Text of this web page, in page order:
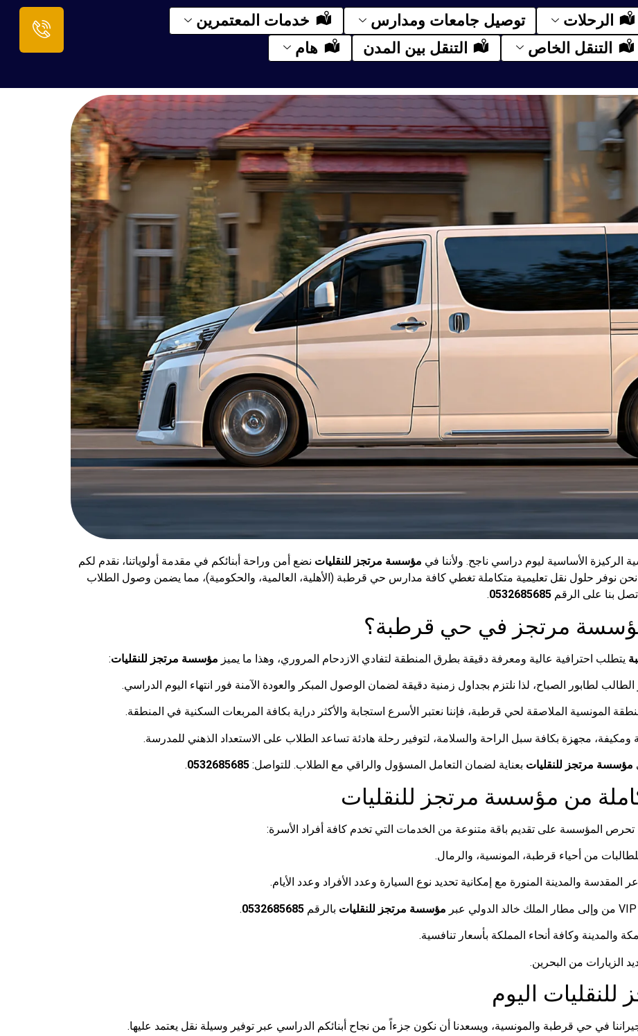
الرحلات توصيل جامعات ومدارس
خدمات المعتمرين
التنقل الخاص
التنقل بين المدن هام
الركيزة الأساسية ليوم دراسي ناجح. ولأننا في مؤسسة مرتجز للنقليات نضع أمن وراحة أبنائكم في مقدمة أولوياتنا، نقدم لكم
نوفر حلول نقل تعليمية متكاملة تغطي كافة مدارس حي قرطبة (الأهلية، العالمية، والحكومية)، مما يضمن وصول الطلاب
بنا على الرقم 0532685685
.
مؤسسة مرتجز في حي قرطبة؟
يتطلب احترافية عالية ومعرفة دقيقة بطرق المنطقة لتفادي الازدحام المروري، وهذا ما يميز مؤسسة مرتجز للنقليات:
لطابور الصباح، لذا نلتزم بجداول زمنية دقيقة لضمان الوصول المبكر والعودة الآمنة فور انتهاء اليوم الدراسي.
المونسية الملاصقة لحي قرطبة، فإننا نعتبر الأسرع استجابة والأكثر دراية بكافة المربعات السكنية في المنطقة.
مجهزة بكافة سبل الراحة والسلامة، لتوفير رحلة هادئة تساعد الطلاب على الاستعداد الذهني للمدرسة.
مؤسسة مرتجز للنقليات بعناية لضمان التعامل المسؤول والراقي مع الطلاب. للتواصل: 0532685685
.
من مؤسسة مرتجز للنقليات
تحرص المؤسسة على تقديم باقة متنوعة من الخدمات التي تخدم كافة أفراد الأسرة:
من أحياء قرطبة، المونسية، والرمال.
والمدينة المنورة مع إمكانية تحديد نوع السيارة وعدد الأفراد وعدد الأيام.
مؤسسة مرتجز للنقليات بالرقم 0532685685
.
والمدينة وكافة أنحاء المملكة بأسعار تنافسية.
الزيارات من البحرين.
اليوم
في حي قرطبة والمونسية، ويسعدنا أن نكون جزءاً من نجاح أبنائكم الدراسي عبر توفير وسيلة نقل يعتمد عليها.